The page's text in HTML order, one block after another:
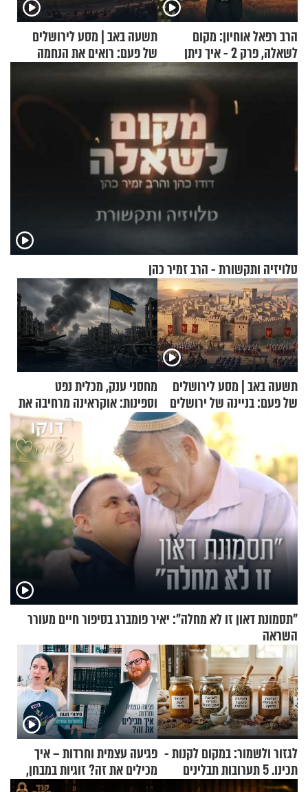
הרב רפאל אוחיון: מקום
לשאלה, פרק 2 - איך ניתן
להוכיח שהתורה משמיים?
תשעה באב | מסע לירושלים
של פעם: רואים את הנחמה
טלויזיה ותקשורת - הרב זמיר כהן
תשעה באב | מסע לירושלים
של פעם: בניינה של ירושלים
מחסני ענק, מכלית נפט
וספינות: אוקראינה מרחיבה את
התקיפות בעומק רוסיה
"תסמונת דאון זו לא מחלה": יאיר פומברג בסיפור חיים מעורר
השראה
לגזור ולשמור: במקום לקנות -
תכינו. 5 תערובות תבלינים
שמתאימות להכל
פגיעה עצמית וחרדות – איך
מכילים את זה? זוגיות במבחן,
הפעם עם יהודית ואלתר כהן